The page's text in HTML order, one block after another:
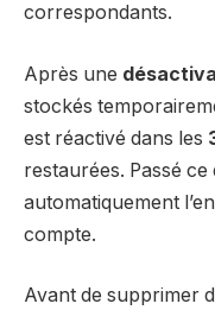
correspondants.
Après une
stockés
est réactivé dans les
restaurées. Passé
automatiquement
compte.
Avant de supprimer